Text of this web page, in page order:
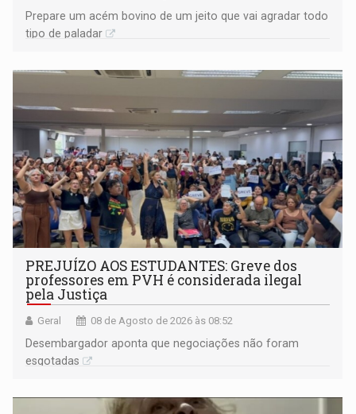
Prepare um acém bovino de um jeito que vai agradar todo
tipo de paladar
PREJUÍZO AOS ESTUDANTES: Greve dos
professores em PVH é considerada ilegal
pela Justiça
Geral 08 de Agosto de 2026 às 08:52
Desembargador aponta que negociações não foram
esgotadas